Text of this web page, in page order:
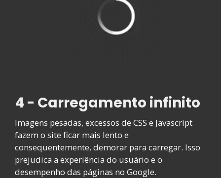
4 - Carregamento infinito
Imagens pesadas, excessos de CSS e Javascript
fazem o site ficar mais lento e
consequentemente, demorar para carregar. Isso
prejudica a experiência do usuário e o
desempenho das páginas no Google.